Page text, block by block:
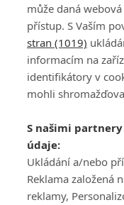
DISKUZE
Šéfredaktorkou webu je
Máte-li zájem o
Ochrana osobních údajů|
může daná
přístup. S Vaším
stran (1019)
informacím na
identifikátory v
mohli
S našimi
údaje:
Ukládání a/nebo
Reklama založená
reklamy,